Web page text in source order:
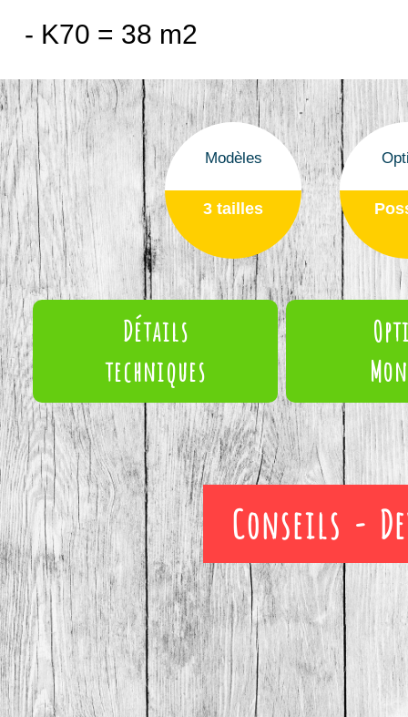
- K70 = 38 m2
Modèles
3 tailles
Détails
techniques
Conseils -